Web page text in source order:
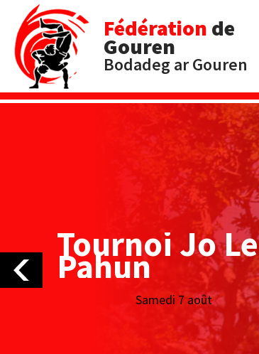
Fédération de
Gouren
Bodadeg ar Gouren
Tournoi Jo Le
Pahun
Samedi 7 août